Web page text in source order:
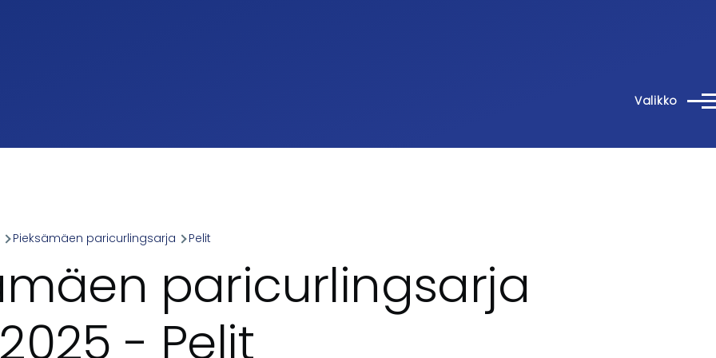
Valikko
Pieksämäen paricurlingsarja Pelit
paricurlingsarja
- Pelit